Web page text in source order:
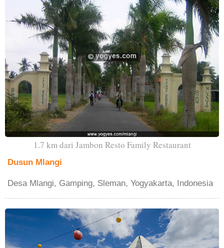
1.7 km dari Jambon Resto Family Restaurant
Dusun Mlangi
Desa Mlangi, Gamping, Sleman, Yogyakarta, Indonesia